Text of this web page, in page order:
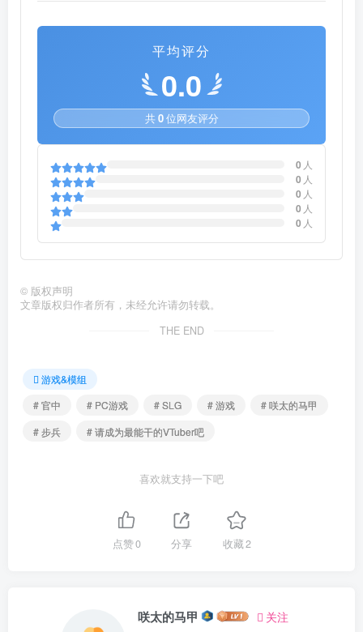
平均评分
0.0
共0位网友评分
0 人
0 人
0 人
0 人
0 人
© 版权声明
文章版权归作者所有，未经允许请勿转载。
THE END
游戏&模组
# 官中
# PC游戏 # SLG # 游戏
# 咲太的马甲
# 步兵
# 请成为最能干的VTuber吧
喜欢就支持一下吧
点赞0 分享 收藏2
咲太的马甲 关注